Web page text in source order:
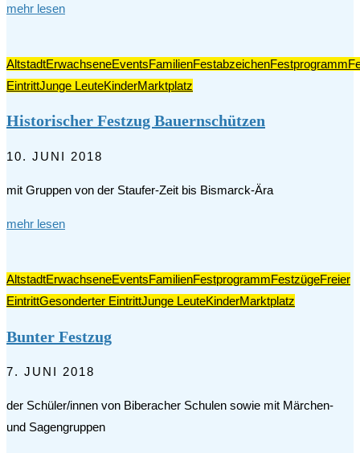
mehr lesen
AltstadtErwachseneEventsFamilienFestabzeichenFestprogramm
EintrittJunge LeuteKinderMarktplatz
Historischer Festzug Bauernschützen
10. JUNI 2018
mit Gruppen von der Staufer-Zeit bis Bismarck-Ära
mehr lesen
AltstadtErwachseneEventsFamilienFestprogrammFestzügeFreier
EintrittGesonderter EintrittJunge LeuteKinderMarktplatz
Bunter Festzug
7. JUNI 2018
der Schüler/innen von Biberacher Schulen sowie mit Märchen-
und Sagengruppen